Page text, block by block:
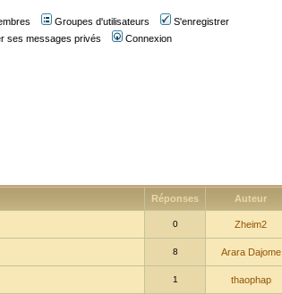
Groupes d'utilisateurs
S'enregistrer
ses messages privés Connexion
Réponses Auteur
0 Zheim2
8 Arara Dajome
1 thaophap